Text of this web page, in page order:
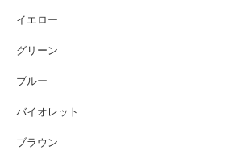
イエロー
グリーン
ブルー
バイオレット
ブラウン